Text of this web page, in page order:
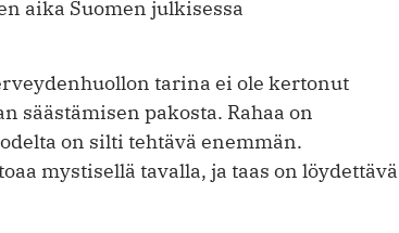
aika Suomen julkisessa
tarina ei ole kertonut
säästämisen pakosta. Rahaa on
on silti tehtävä enemmän.
mystisellä tavalla, ja taas on löydettävä